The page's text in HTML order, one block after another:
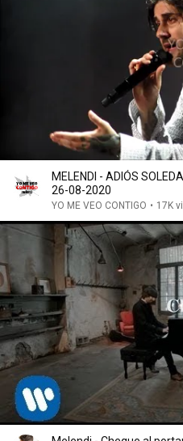
MELENDI - ADIÓS
26-08-2020
YO ME VEO CONTIGO • 17K